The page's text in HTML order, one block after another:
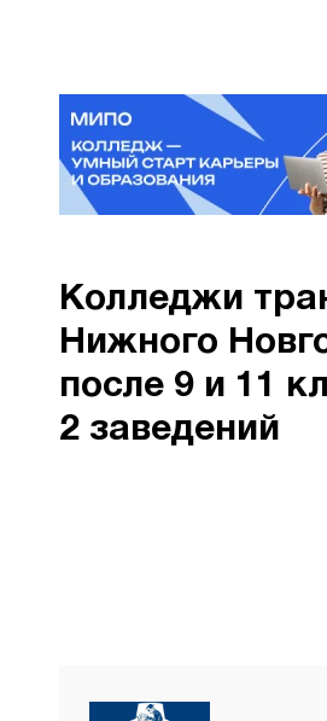
Колледжи
Нижного
после 9 и 11
2 заведений